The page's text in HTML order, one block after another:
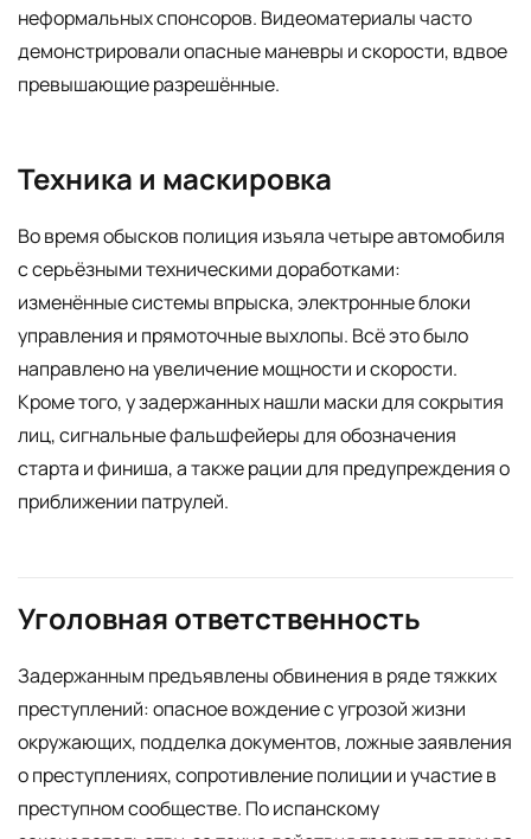
неформальных спонсоров. Видеоматериалы часто
демонстрировали опасные маневры и скорости, вдвое
превышающие разрешённые.
Техника и маскировка
Во время обысков полиция изъяла четыре автомобиля
с серьёзными техническими доработками:
изменённые системы впрыска, электронные блоки
управления и прямоточные выхлопы. Всё это было
направлено на увеличение мощности и скорости.
Кроме того, у задержанных нашли маски для сокрытия
лиц, сигнальные фальшфейеры для обозначения
старта и финиша, а также рации для предупреждения о
приближении патрулей.
Уголовная ответственность
Задержанным предъявлены обвинения в ряде тяжких
преступлений: опасное вождение с угрозой жизни
окружающих, подделка документов, ложные заявления
о преступлениях, сопротивление полиции и участие в
преступном сообществе. По испанскому